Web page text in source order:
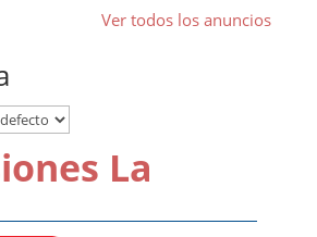
Ver todos los anuncios
La